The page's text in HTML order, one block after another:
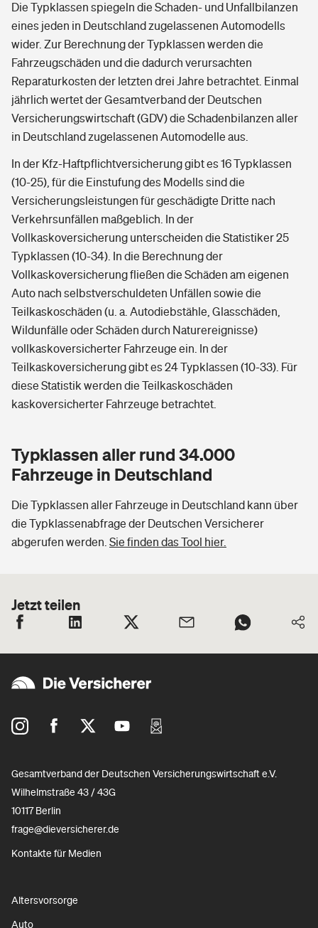
Die Typklassen spiegeln die Schaden- und Unfallbilanzen
eines jeden in Deutschland zugelassenen Automodells
wider. Zur Berechnung der Typklassen werden die
Fahrzeugschäden und die dadurch verursachten
Reparaturkosten der letzten drei Jahre betrachtet. Einmal
jährlich wertet der Gesamtverband der Deutschen
Versicherungswirtschaft (GDV) die Schadenbilanzen aller
in Deutschland zugelassenen Automodelle aus.
In der Kfz-Haftpflichtversicherung gibt es 16 Typklassen
(10-25), für die Einstufung des Modells sind die
Versicherungsleistungen für geschädigte Dritte nach
Verkehrsunfällen maßgeblich. In der
Vollkaskoversicherung unterscheiden die Statistiker 25
Typklassen (10-34). In die Berechnung der
Vollkaskoversicherung fließen die Schäden am eigenen
Auto nach selbstverschuldeten Unfällen sowie die
Teilkaskoschäden (u. a. Autodiebstähle, Glasschäden,
Wildunfälle oder Schäden durch Naturereignisse)
vollkaskoversicherter Fahrzeuge ein. In der
Teilkaskoversicherung gibt es 24 Typklassen (10-33). Für
diese Statistik werden die Teilkaskoschäden
kaskoversicherter Fahrzeuge betrachtet.
Typklassen aller rund 34.000
Fahrzeuge in Deutschland
Die Typklassen aller Fahrzeuge in Deutschland kann über
die Typklassenabfrage der Deutschen Versicherer
abgerufen werden. Sie finden das Tool hier.
Jetzt teilen
Gesamtverband der Deutschen Versicherungswirtschaft e.V.
Wilhelmstraße 43 / 43G
10117 Berlin
frage@dieversicherer.de
Kontakte für Medien
Altersvorsorge
Auto